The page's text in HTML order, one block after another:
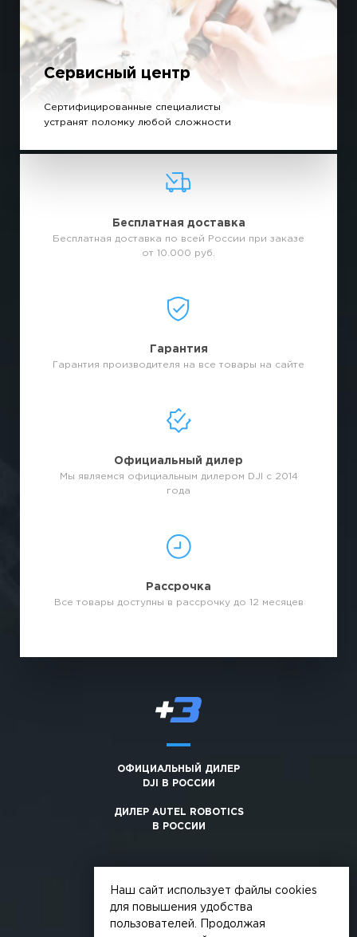
Сервисный центр
Сертифицированные специалисты
устранят поломку любой сложности
Бесплатная доставка
Бесплатная доставка по всей России при заказе
от 10.000 руб.
Гарантия
Гарантия производителя на все товары на сайте
Официальный дилер
Мы являемся официальным дилером DJI с 2014
года
Рассрочка
Все товары доступны в рассрочку до 12 месяцев
ОФИЦИАЛЬНЫЙ ДИЛЕР
DJI В РОССИИ
ДИЛЕР AUTEL ROBOTICS
В РОССИИ
Наш сайт использует файлы cookies
для повышения удобства
пользователей. Продолжая